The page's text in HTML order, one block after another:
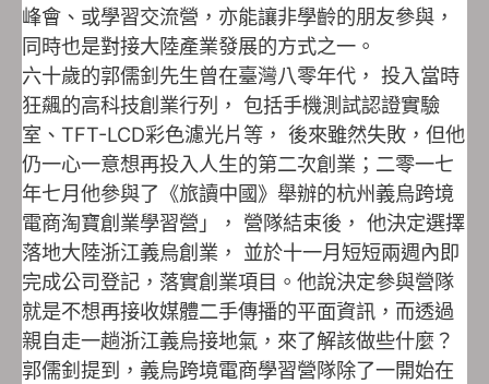
峰會、或學習交流營，亦能讓非學齡的朋友參與，
同時也是對接大陸產業發展的方式之一。
六十歲的郭儒釗先生曾在臺灣八零年代， 投入當時
狂飆的高科技創業行列， 包括手機測試認證實驗
室、TFT-LCD彩色濾光片等， 後來雖然失敗，但他
仍一心一意想再投入人生的第二次創業；二零一七
年七月他參與了《旅讀中國》舉辦的杭州義烏跨境
電商淘寶創業學習營」， 營隊結束後， 他決定選擇
落地大陸浙江義烏創業， 並於十一月短短兩週內即
完成公司登記，落實創業項目。他說決定參與營隊
就是不想再接收媒體二手傳播的平面資訊，而透過
親自走一趟浙江義烏接地氣，來了解該做些什麼？
郭儒釗提到，義烏跨境電商學習營隊除了一開始在